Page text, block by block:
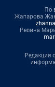
По
Жапарова
Ревина
Редакция